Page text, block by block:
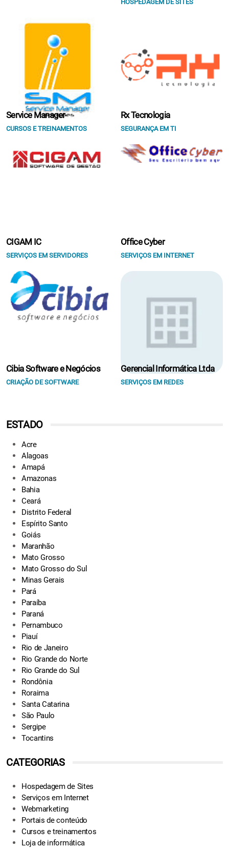
HOSPEDAGEM DE SITES
Service Manager
CURSOS E TREINAMENTOS
Rx Tecnologia
SEGURANÇA EM TI
CIGAM IC
SERVIÇOS EM SERVIDORES
Office Cyber
SERVIÇOS EM INTERNET
Cibia Software e Negócios
CRIAÇÃO DE SOFTWARE
Gerencial Informática Ltda
SERVIÇOS EM REDES
ESTADO
Acre
Alagoas
Amapá
Amazonas
Bahia
Ceará
Distrito Federal
Espírito Santo
Goiás
Maranhão
Mato Grosso
Mato Grosso do Sul
Minas Gerais
Pará
Paraíba
Paraná
Pernambuco
Piauí
Rio de Janeiro
Rio Grande do Norte
Rio Grande do Sul
Rondônia
Roraima
Santa Catarina
São Paulo
Sergipe
Tocantins
CATEGORIAS
Hospedagem de Sites
Serviços em Internet
Webmarketing
Portais de conteúdo
Cursos e treinamentos
Loja de informática